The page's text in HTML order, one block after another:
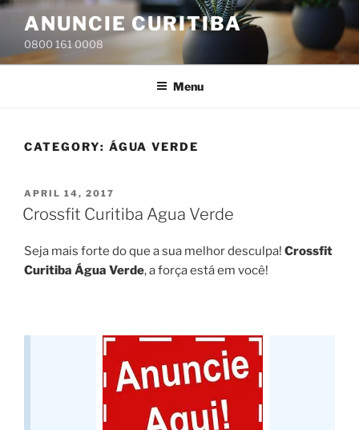
Skip
content
ANUNCIE CURITIBA
0800 161 0008
Menu
CATEGORY: ÁGUA VERDE
POSTED
ON
APRIL 14, 2017
Crossfit Curitiba Agua Verde
Seja mais forte do que a sua melhor desculpa! Crossfit
Curitiba Água Verde, a força está em você!